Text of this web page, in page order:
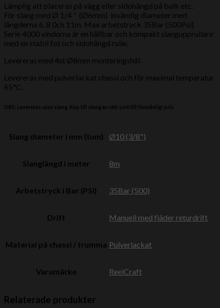
Lämplig att placeras på vägg eller sidohängd på balk etc.
För slang med Ø 1/4 ” (Ø6mm) invändig diameter med
längderna 6, 8 0ch 11m. Max arbetstryck 35Bar (500Psi)
Serie 4000 vindorna är en hållbar och kompakt slangupprullare
med en stabil fot och sidohängd rulle.
Levereras med 4st Ø8mm monteringshål.
Levereras med pulverlackat chassi och för maximal temperatur
65°C.
OBS: Levereras utan slang. Köp till slang av rätt sort till förmånligt pris
Slang diameter i mm (tum) Ø10 (3/8")
Slanglängd i meter 8m
Arbetstryck i Bar (PSI) 35Bar (500)
Drift Manuell med fjäder returdrift
Material på chassi / trumma Pulverlackat
Varumärke ReelCraft
Relaterade produkter